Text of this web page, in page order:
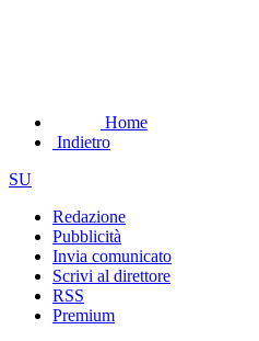
Home
Indietro
SU
Redazione
Pubblicità
Invia comunicato
Scrivi al direttore
RSS
Premium